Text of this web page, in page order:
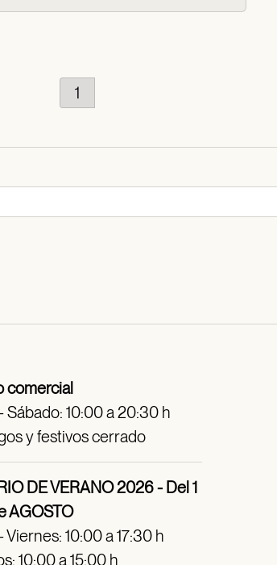
1
comercial
Sábado: 10:00 a 20:30 h
y festivos cerrado
DE VERANO 2026 - Del 1
AGOSTO
Viernes: 10:00 a 17:30 h
10:00 a 15:00 h